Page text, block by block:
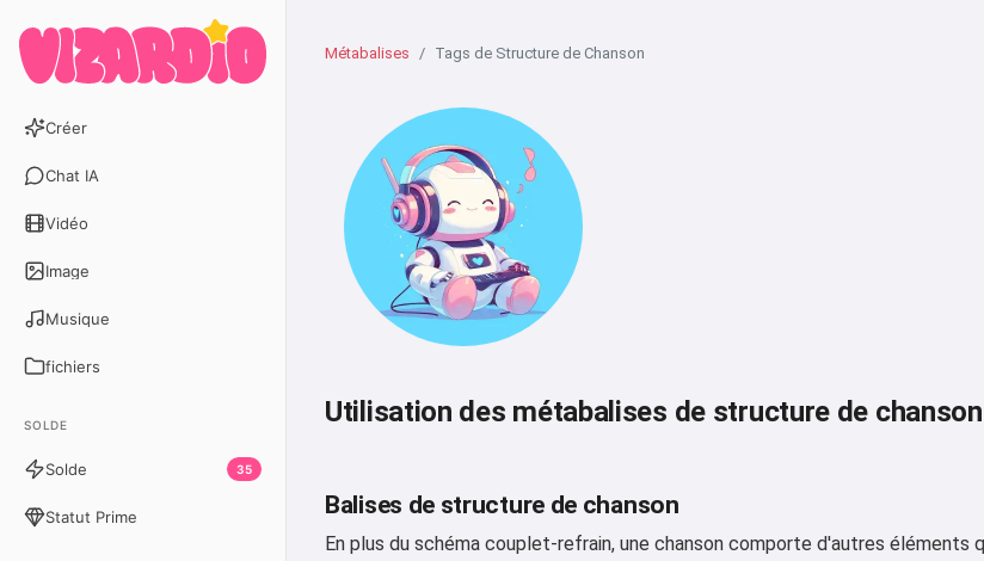
Créer
Chat IA
Vidéo
Image
Musique
fichiers
SOLDE
Solde 35
Statut Prime
Métabalises Tags de Structure de Chanson
Utilisation des métabalises de structure de
Balises de structure de chanson
En plus du schéma couplet-refrain, une chanson comporte d'autres